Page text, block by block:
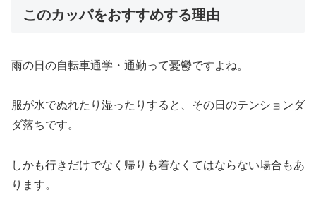
このカッパをおすすめする理由
雨の日の自転車通学・通勤って憂鬱ですよね。
服が水でぬれたり湿ったりすると、その日のテンションダ
ダ落ちです。
しかも行きだけでなく帰りも着なくてはならない場合もあ
ります。